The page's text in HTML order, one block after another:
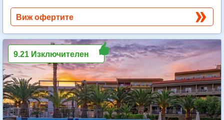
Виж офертите
9.21 Изключителен